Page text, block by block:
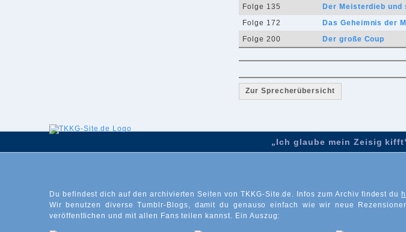
Folge 135
Der Meisterdieb und
Folge 172
Das Geheimnis der
Folge 200
Der große Coup
Zur Sprecherübersicht
„Ich glaube mein Zeisig
Du befindest dich auf den archivierten Seiten von TKKG-Site.de. Infos zum Archiv findest du
Wir benutzen diverse Tumblr-Blogs, damit du genauso einfach wie wir neue
veröffentlichen und mit allen Fans teilen kannst. Ein Auszug: